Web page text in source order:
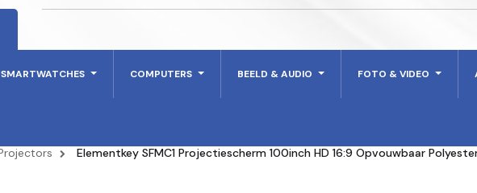
SMARTWATCHES COMPUTERS BEELD & AUDIO FOTO & VIDEO
Elementkey SFMC1 Projectiescherm 100inch HD 16:9 Opvouwbaar